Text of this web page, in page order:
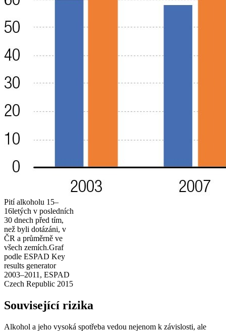
Pití alkoholu 15–
16letých v posledních
30 dnech před tím,
než byli dotázáni, v
ČR a průměrně ve
všech zemích.Graf
podle ESPAD Key
results generator
2003–2011, ESPAD
Czech Republic 2015
Související rizika
Alkohol a jeho vysoká spotřeba vedou nejenom k závislosti, ale